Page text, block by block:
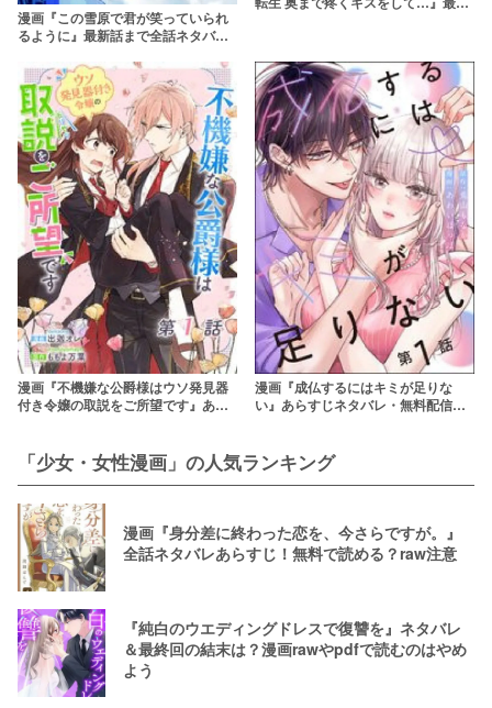
漫画『この雪原で君が笑っていられ
るように』最新話まで全話ネタバレ
ヒューマンラブストーリー
漫画『不機嫌な公爵様はウソ発見器
付き令嬢の取説をご所望です』あら
漫画『成仏するにはキミが足りな
い』あらすじネタバレ・無料配信情
「少女・女性漫画」の人気ランキング
漫画『身分差に終わった恋を、今さらですが。』
全話ネタバレあらすじ！無料で読める？raw注意
『純白のウエディングドレスで復讐を』ネタバレ
＆最終回の結末は？漫画rawやpdfで読むのはやめ
よう